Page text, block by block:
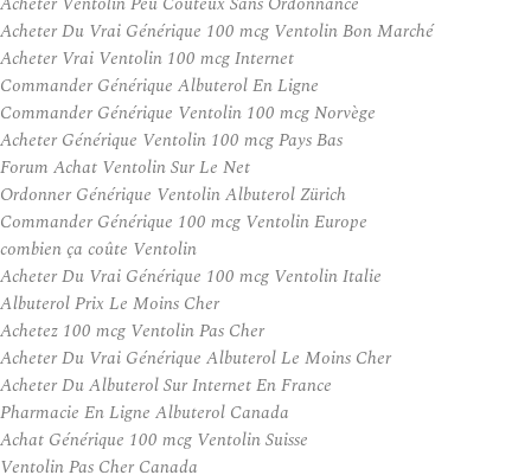
Acheter Du Vrai Générique 100 mcg Ventolin Bon Marché
Acheter Vrai Ventolin 100 mcg Internet
Commander Générique Albuterol En Ligne
Commander Générique Ventolin 100 mcg Norvège
Acheter Générique Ventolin 100 mcg Pays Bas
Forum Achat Ventolin Sur Le Net
Ordonner Générique Ventolin Albuterol Zürich
Commander Générique 100 mcg Ventolin Europe
combien ça coûte Ventolin
Acheter Du Vrai Générique 100 mcg Ventolin Italie
Albuterol Prix Le Moins Cher
Achetez 100 mcg Ventolin Pas Cher
Acheter Du Vrai Générique Albuterol Le Moins Cher
Acheter Du Albuterol Sur Internet En France
Pharmacie En Ligne Albuterol Canada
Achat Générique 100 mcg Ventolin Suisse
Ventolin Pas Cher Canada